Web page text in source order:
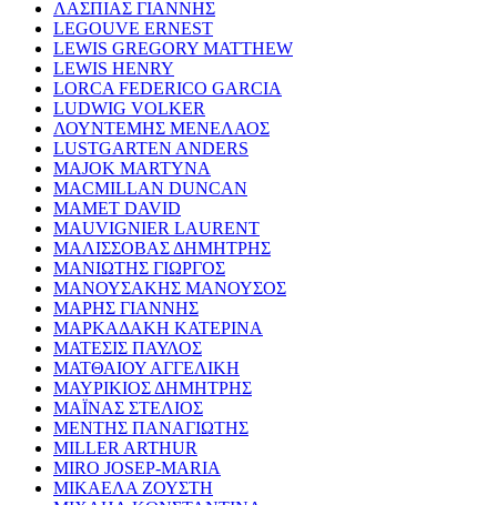
ΛΑΣΠΙΑΣ ΓΙΑΝΝΗΣ
LEGOUVE ERNEST
LEWIS GREGORY MATTHEW
LEWIS HENRY
LORCA FEDERICO GARCIA
LUDWIG VOLKER
ΛΟΥΝΤΕΜΗΣ ΜΕΝΕΛΑΟΣ
LUSTGARTEN ANDERS
MAJOK MARTYNA
MACMILLAN DUNCAN
MAMET DAVID
MAUVIGNIER LAURENT
ΜΑΛΙΣΣΟΒΑΣ ΔΗΜΗΤΡΗΣ
ΜΑΝΙΩΤΗΣ ΓΙΩΡΓΟΣ
ΜΑΝΟΥΣΑΚΗΣ ΜΑΝΟΥΣΟΣ
ΜΑΡΗΣ ΓΙΑΝΝΗΣ
ΜΑΡΚΑΔΑΚΗ ΚΑΤΕΡΙΝΑ
ΜΑΤΕΣΙΣ ΠΑΥΛΟΣ
ΜΑΤΘΑΙΟΥ ΑΓΓΕΛΙΚΗ
ΜΑΥΡΙΚΙΟΣ ΔΗΜΗΤΡΗΣ
ΜΑΪΝΑΣ ΣΤΕΛΙΟΣ
ΜΕΝΤΗΣ ΠΑΝΑΓΙΩΤΗΣ
MILLER ARTHUR
MIRO JOSEP-MARIA
ΜΙΚΑΕΛΑ ΖΟΥΣΤΗ